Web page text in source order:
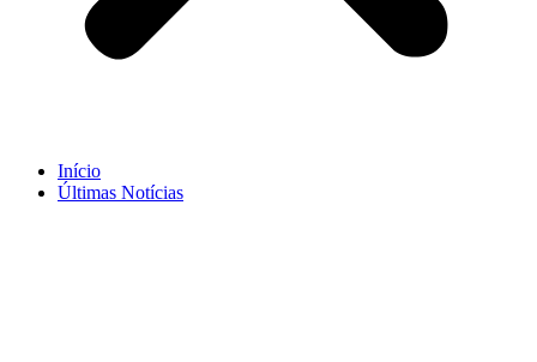
Início
Últimas Notícias